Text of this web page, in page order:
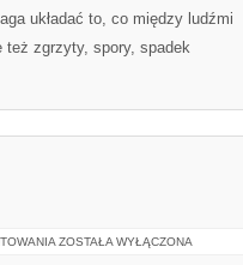
układać to, co między ludźmi
też zgrzyty, spory, spadek
ZAMKI
ZOSTAŁA WYŁĄCZONA